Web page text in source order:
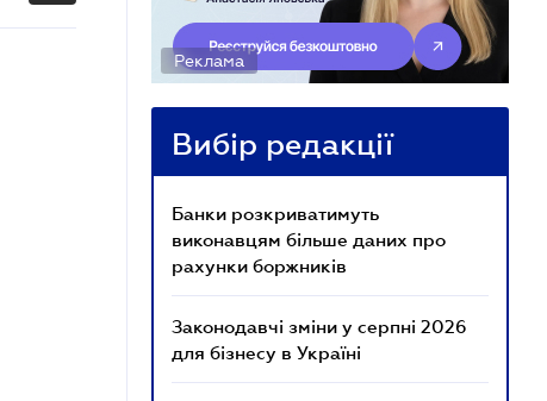
Реклама
Вибір редакції
Банки розкриватимуть
виконавцям більше даних про
рахунки боржників
Законодавчі зміни у серпні 2026
для бізнесу в Україні